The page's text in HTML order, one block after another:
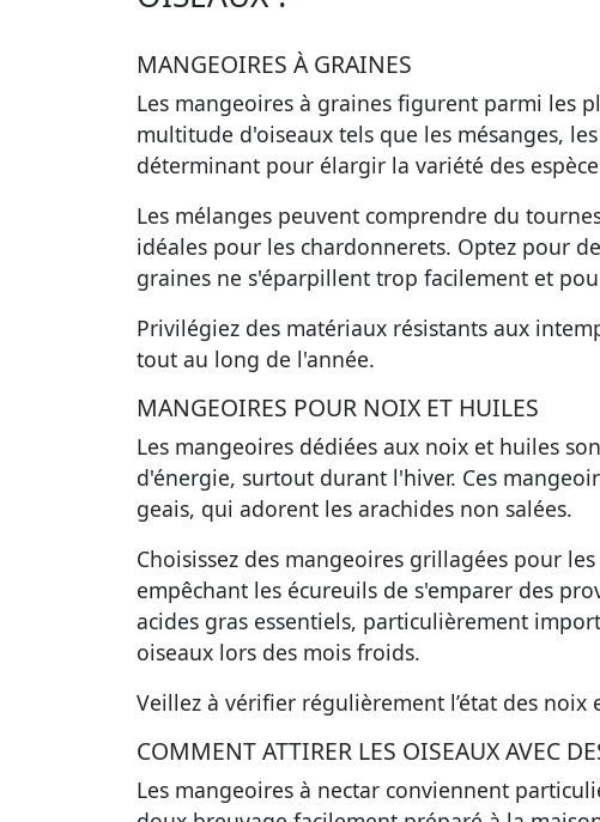
MANGEOIRES À GRAINES
Les mangeoires à graines figurent parmi les
multitude d'oiseaux tels que les mésanges,
déterminant pour élargir la variété des
Les mélanges peuvent comprendre du
idéales pour les chardonnerets. Optez pour
graines ne s'éparpillent trop facilement et
Privilégiez des matériaux résistants aux
tout au long de l'année.
MANGEOIRES POUR NOIX ET HUILES
Les mangeoires dédiées aux noix et huiles
d'énergie, surtout durant l'hiver. Ces
geais, qui adorent les arachides non salées.
Choisissez des mangeoires grillagées pour
empêchant les écureuils de s'emparer des
acides gras essentiels, particulièrement
oiseaux lors des mois froids.
Veillez à vérifier régulièrement l’état des
COMMENT ATTIRER LES OISEAUX AVEC
Les mangeoires à nectar conviennent